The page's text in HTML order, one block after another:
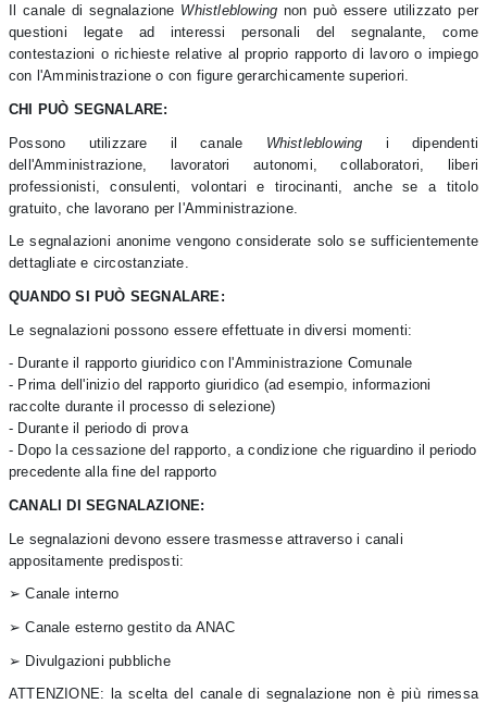
Il canale di segnalazione Whistleblowing non può essere utilizzato per
questioni legate ad interessi personali del segnalante, come
contestazioni o richieste relative al proprio rapporto di lavoro o impiego
con l'Amministrazione o con figure gerarchicamente superiori.
CHI PUÒ SEGNALARE:
Possono utilizzare il canale Whistleblowing i dipendenti
dell'Amministrazione, lavoratori autonomi, collaboratori, liberi
professionisti, consulenti, volontari e tirocinanti, anche se a titolo
gratuito, che lavorano per l'Amministrazione.
Le segnalazioni anonime vengono considerate solo se sufficientemente
dettagliate e circostanziate.
QUANDO SI PUÒ SEGNALARE:
Le segnalazioni possono essere effettuate in diversi momenti:
- Durante il rapporto giuridico con l'Amministrazione Comunale
- Prima dell'inizio del rapporto giuridico (ad esempio, informazioni
raccolte durante il processo di selezione)
- Durante il periodo di prova
- Dopo la cessazione del rapporto, a condizione che riguardino il periodo
precedente alla fine del rapporto
CANALI DI SEGNALAZIONE:
Le segnalazioni devono essere trasmesse attraverso i canali
appositamente predisposti:
➢ Canale interno
➢ Canale esterno gestito da ANAC
➢ Divulgazioni pubbliche
ATTENZIONE: la scelta del canale di segnalazione non è più rimessa